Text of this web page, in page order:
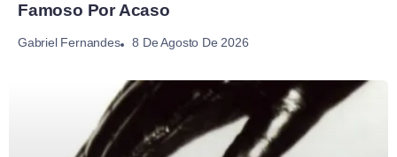
Famoso Por Acaso
Gabriel Fernandes 8 De Agosto De 2026